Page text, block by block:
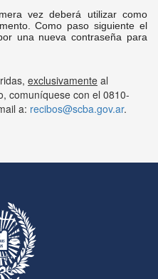
vez deberá utilizar como
Como paso siguiente el
una nueva contraseña para
exclusivamente al
comuníquese con el 0810-
a: recibos@scba.gov.ar.